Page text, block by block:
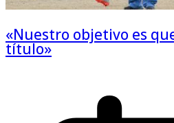
«Nuestro objetivo es
título»